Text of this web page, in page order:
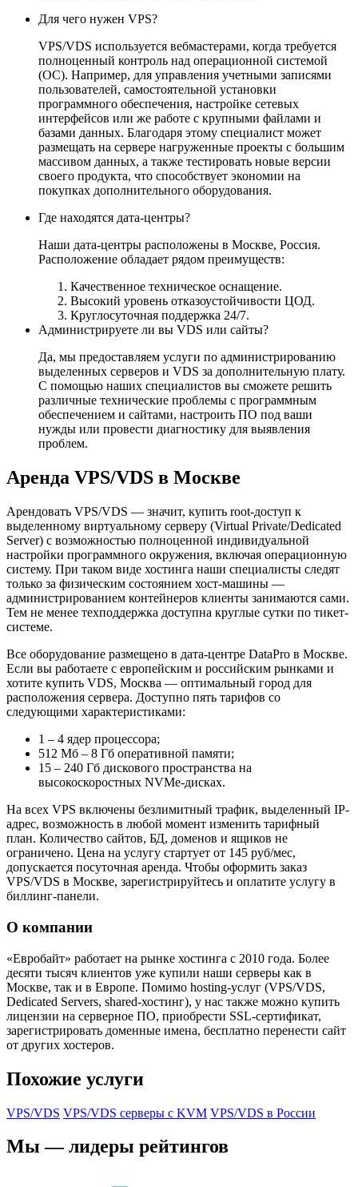
Для чего нужен VPS?
VPS/VDS используется вебмастерами, когда требуется
полноценный контроль над операционной системой
(ОС). Например, для управления учетными записями
пользователей, самостоятельной установки
программного обеспечения, настройке сетевых
интерфейсов или же работе с крупными файлами и
базами данных. Благодаря этому специалист может
размещать на сервере нагруженные проекты с большим
массивом данных, а также тестировать новые версии
своего продукта, что способствует экономии на
покупках дополнительного оборудования.
Где находятся дата-центры?
Наши дата-центры расположены в Москве, Россия.
Расположение обладает рядом преимуществ:
Качественное техническое оснащение.
Высокий уровень отказоустойчивости ЦОД.
Круглосуточная поддержка 24/7.
Администрируете ли вы VDS или сайты?
Да, мы предоставляем услуги по администрированию
выделенных серверов и VDS за дополнительную плату.
С помощью наших специалистов вы сможете решить
различные технические проблемы с программным
обеспечением и сайтами, настроить ПО под ваши
нужды или провести диагностику для выявления
проблем.
Аренда VPS/VDS в Москве
Арендовать VPS/VDS — значит, купить root-доступ к
выделенному виртуальному серверу (Virtual Private/Dedicated
Server) с возможностью полноценной индивидуальной
настройки программного окружения, включая операционную
систему. При таком виде хостинга наши специалисты следят
только за физическим состоянием хост-машины —
администрированием контейнеров клиенты занимаются сами.
Тем не менее техподдержка доступна круглые сутки по тикет-
системе.
Все оборудование размещено в дата-центре DataPro в Москве.
Если вы работаете с европейским и российским рынками и
хотите купить VDS, Москва — оптимальный город для
расположения сервера. Доступно пять тарифов со
следующими характеристиками:
1 – 4 ядер процессора;
512 Мб – 8 Гб оперативной памяти;
15 – 240 Гб дискового пространства на
высокоскоростных NVMe-дисках.
На всех VPS включены безлимитный трафик, выделенный IP-
адрес, возможность в любой момент изменить тарифный
план. Количество сайтов, БД, доменов и ящиков не
ограничено. Цена на услугу стартует от 145 руб/мес,
допускается посуточная аренда. Чтобы оформить заказ
VPS/VDS в Москве, зарегистрируйтесь и оплатите услугу в
биллинг-панели.
О компании
«Евробайт» работает на рынке хостинга с 2010 года. Более
десяти тысяч клиентов уже купили наши серверы как в
Москве, так и в Европе. Помимо hosting-услуг (VPS/VDS,
Dedicated Servers, shared-хостинг), у нас также можно купить
лицензии на серверное ПО, приобрести SSL-сертификат,
зарегистрировать доменные имена, бесплатно перенести сайт
от других хостеров.
Похожие услуги
VPS/VDS VPS/VDS серверы с KVM VPS/VDS в России
Мы — лидеры рейтингов